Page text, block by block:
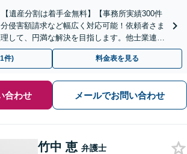
【遺産分割は着手金無料】【事務所実績300件
侵害額請求など幅広く対応可能！依頼者さま
して、円満な解決を目指します。他士業連携
談OK】
件) 料金表を見る
合わせ メールでお問い合わせ
竹中 恵 弁護士